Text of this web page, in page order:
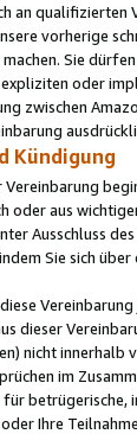
an qualifizierten
vorherige
Sie
oder
zwischen
Kündigung
Vereinbarung
oder aus
Ausschluss
Sie sich
dieser
nicht innerhalb
im
betrügerische,
Ihre